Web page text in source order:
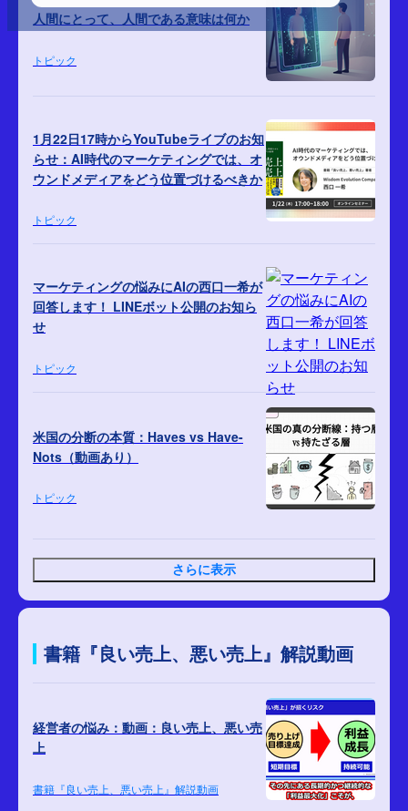
人間にとって、人間である意味は何か
トピック
1月22日17時からYouTubeライブのお知
らせ：AI時代のマーケティングでは、オ
ウンドメディアをどう位置づけるべきか
トピック
マーケティングの悩みにAIの西口一希が
回答します！ LINEボット公開のお知ら
せ
トピック
米国の分断の本質：Haves vs Have-
Nots（動画あり）
トピック
さらに表示
書籍『良い売上、悪い売上』解説動画
経営者の悩み：動画：良い売上、悪い売
上
書籍『良い売上、悪い売上』解説動画